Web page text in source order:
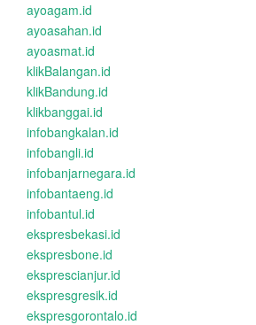
ayoagam.id
ayoasahan.id
ayoasmat.id
klikBalangan.id
klikBandung.id
klikbanggai.id
infobangkalan.id
infobangli.id
infobanjarnegara.id
infobantaeng.id
infobantul.id
ekspresbekasi.id
ekspresbone.id
eksprescianjur.id
ekspresgresik.id
ekspresgorontalo.id